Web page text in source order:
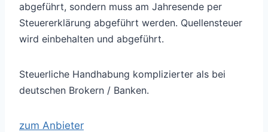
abgeführt, sondern muss am Jahresende per
Steuererklärung abgeführt werden. Quellensteuer
wird einbehalten und abgeführt.
Steuerliche Handhabung komplizierter als bei
deutschen Brokern / Banken.
zum Anbieter